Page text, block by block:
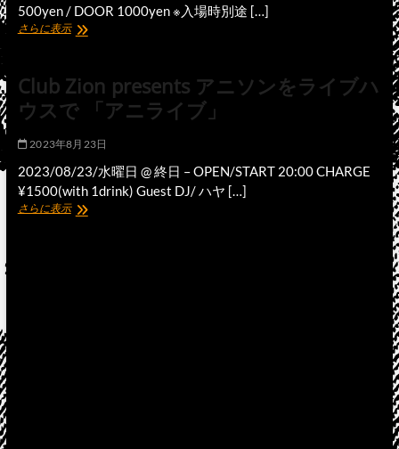
500yen / DOOR 1000yen ※入場時別途 […]
さらに表示Now
Fes.
vol.02
Club Zion presents アニソンをライブハ
ウスで 「アニライブ」
2023年8月23日
2023/08/23/水曜日 @ 終日 – OPEN/START 20:00 CHARGE
¥1500(with 1drink) Guest DJ/ ハヤ […]
さらに表示Club